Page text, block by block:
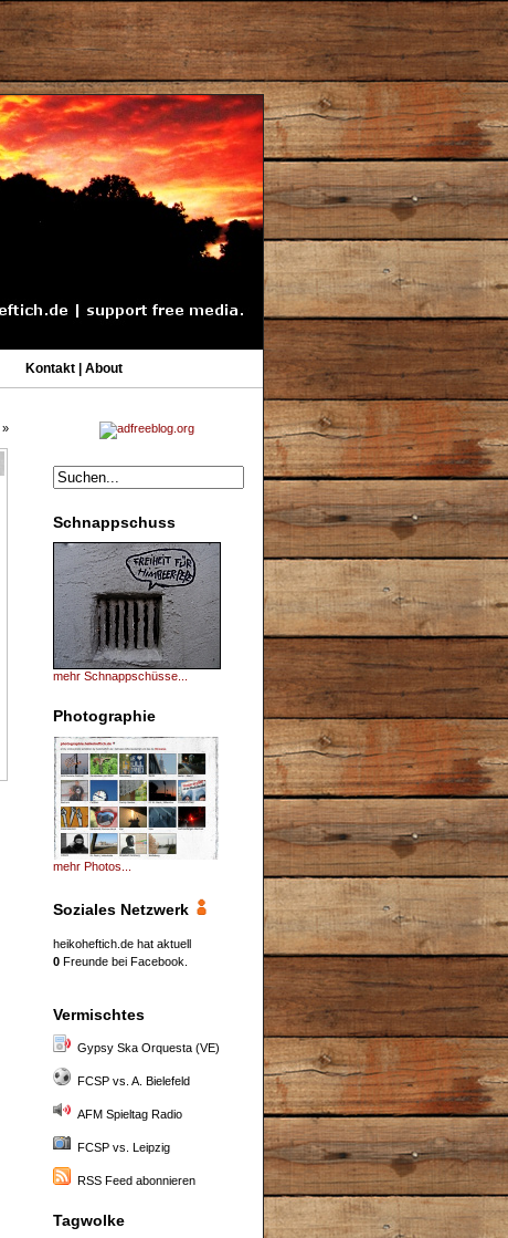
Kontakt | About
Schnappschuss
mehr Schnappschüsse...
Photographie
mehr Photos...
Soziales Netzwerk
heikoheftich.de hat aktuell
0 Freunde bei Facebook.
Vermischtes
Gypsy Ska Orquesta (VE)
FCSP vs. A. Bielefeld
AFM Spieltag Radio
FCSP vs. Leipzig
RSS Feed abonnieren
Tagwolke
»